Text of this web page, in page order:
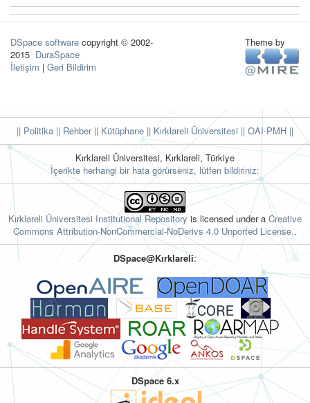
DSpace software copyright © 2002-
2015 DuraSpace
İletişim | Geri Bildirim
Theme by
|| Politika || Rehber|| Kütüphane || Kırklareli Üniversitesi || OAI-PMH ||
Kırklareli Üniversitesi, Kırklareli, Türkiye
İçerikte herhangi bir hata görürseniz, lütfen bildiriniz:
Kırklareli Üniversitesi Institutional Repository is licensed under a Creative
Commons Attribution-NonCommercial-NoDerivs 4.0 Unported License..
DSpace@Kırklareli:
DSpace 6.x